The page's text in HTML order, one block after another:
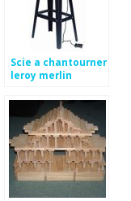
Scie a chantourner
leroy merlin